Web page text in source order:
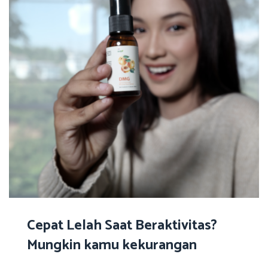
Cepat Lelah Saat Beraktivitas?
Mungkin kamu kekurangan